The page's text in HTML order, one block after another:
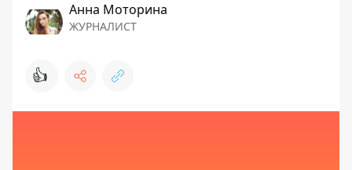
Анна Моторина
ЖУРНАЛИСТ
👍